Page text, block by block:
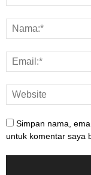
Simpan nama,
untuk komentar saya